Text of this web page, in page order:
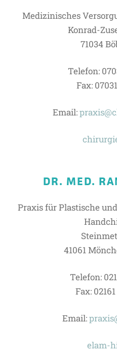
Medizinisches
Konrad-
71034
Telefon:
Fax:
Email:
DR. MED.
Praxis für Plastische
41061
Telefon:
Fax:
Email:
elam-